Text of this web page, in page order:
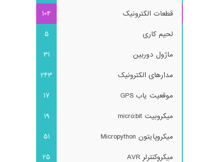
قطعات الکترونیک
104
لحیم کاری
5
ماژول دوربین
31
مدارهای الکترونیک
243
موقعیت یاب GPS
17
میکروبیت micro:bit
19
میکروپایتون Micropython
51
میکروکنترلر AVR
25